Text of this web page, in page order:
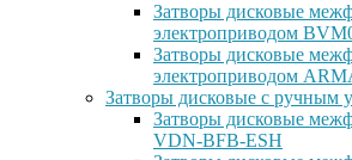
Затворы дисковые
электроприводом
Затворы дисковые
электроприводом
Затворы дисковые с ручным
Затворы дисковые
VDN-BFB-ESH